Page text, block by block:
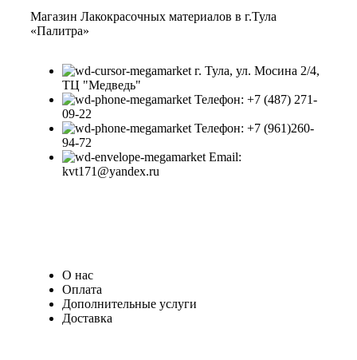
Магазин Лакокрасочных материалов в г.Тула
«Палитра»
г. Тула, ул. Мосина 2/4,
ТЦ "Медведь"
Телефон: +7 (487) 271-
09-22
Телефон: +7 (961)260-
94-72
Email:
kvt171@yandex.ru
О нас
Оплата
Дополнительные услуги
Доставка